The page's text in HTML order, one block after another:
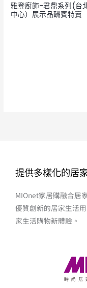
雅登廚飾-君鼎系列(台
中心）展示品酬賓特賣
提供多樣化的居
MIOnet家居購融合居
優質創新的居家生活
家生活購物新體驗。